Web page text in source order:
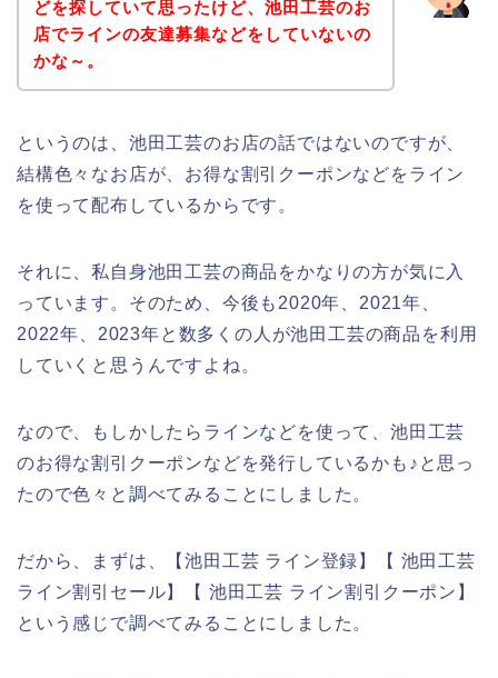
どを探していて思ったけど、池田工芸のお
店でラインの友達募集などをしていないの
かな～。
というのは、池田工芸のお店の話ではないのですが、
結構色々なお店が、お得な割引クーポンなどをライン
を使って配布しているからです。
それに、私自身池田工芸の商品をかなりの方が気に入
っています。そのため、今後も2020年、2021年、
2022年、2023年と数多くの人が池田工芸の商品を利用
していくと思うんですよね。
なので、もしかしたらラインなどを使って、池田工芸
のお得な割引クーポンなどを発行しているかも♪と思っ
たので色々と調べてみることにしました。
だから、まずは、【池田工芸 ライン登録】【 池田工芸
ライン割引セール】【 池田工芸 ライン割引クーポン】
という感じで調べてみることにしました。